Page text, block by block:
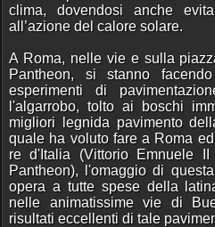
clima, dovendosi anche
all’azione del calore solare.
A Roma, nelle vie e sulla
Pantheon, si stanno
esperimenti di
l'algarrobo, tolto ai boschi
migliori legnida pavimento
quale ha voluto fare a Roma
re d'Italia (Vittorio Emnuele
Pantheon), l'omaggio di
opera a tutte spese della
nelle animatissime vie di
risultati eccellenti di tale